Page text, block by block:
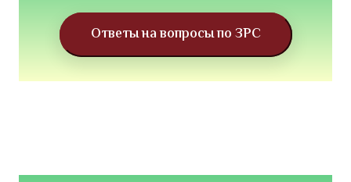
Ответы на вопросы по ЗРС